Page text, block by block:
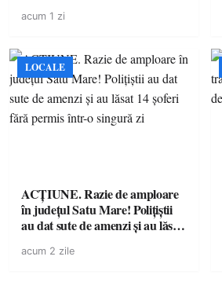
niciodată permis
acum 1 zi
LOCALE
ACȚIUNE. Razie de amploare
în județul Satu Mare! Polițiștii
au dat sute de amenzi și au lăsat
singură zi
acum 2 zile